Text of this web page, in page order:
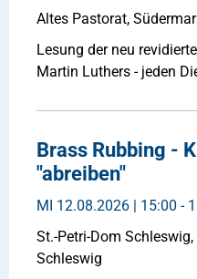
Altes Pastorat,
Lesung der neu
Martin Luthers - jeden
Brass Rubbing -
"abreiben"
MI 12.08.2026 | 15:00 -
St.-Petri-Dom
Schleswig